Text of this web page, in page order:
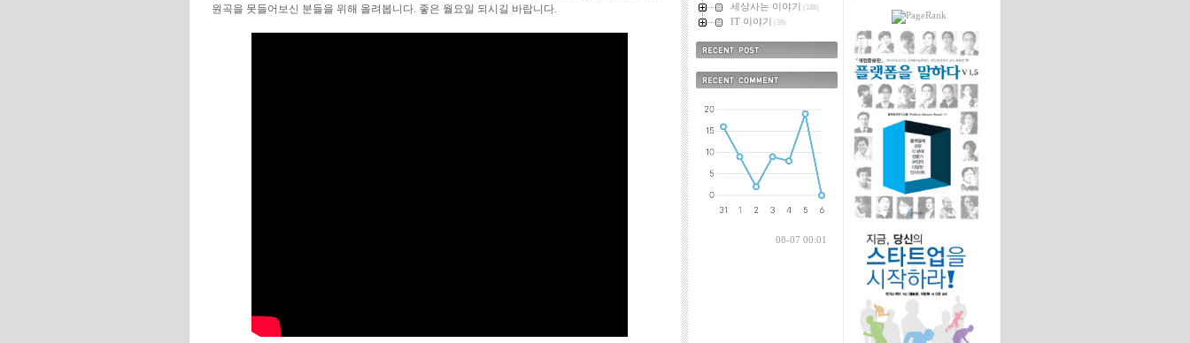
원곡을 못들어보신 분들을 위해 올려봅니다. 좋은 월요일 되시길 바랍니다.
세상사는 이야기 (188)
IT 이야기 (39)
08-07 00:01